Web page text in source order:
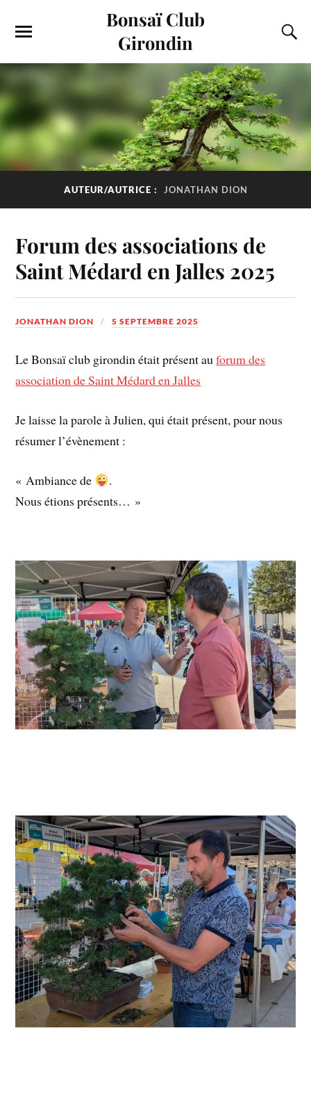
Bonsaï Club
Girondin
AUTEUR/AUTRICE : JONATHAN DION
Forum des associations de
Saint Médard en Jalles 2025
JONATHAN DION 5 SEPTEMBRE 2025
Le Bonsaï club girondin était présent auforum des
association de Saint Médard en Jalles
Je laisse la parole à Julien, qui était présent, pour nous
résumer l’évènement :
« Ambiance de
.
Nous étions présents… »